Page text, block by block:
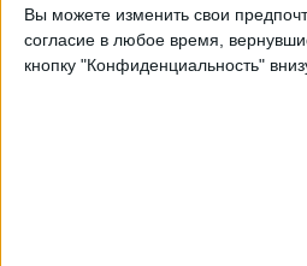
Вы можете изменить свои
согласие в любое время,
кнопку "Конфиденциальность"
23:00 Примера Насьональ
Расинг Кордова